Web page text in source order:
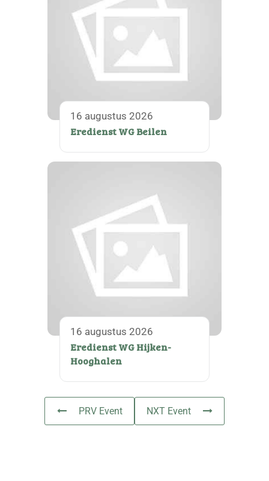
16 augustus 2026
Eredienst WG Beilen
16 augustus 2026
Eredienst WG Hijken-
Hooghalen
PRV Event NXT Event